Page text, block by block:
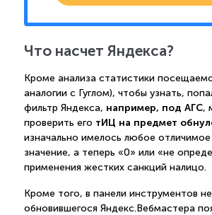
Что насчет Яндекса?
Кроме анализа статистики
аналогии с Гуглом), чтобы узнать,
фильтр Яндекса, например, под АГС,
проверить его тИЦ на предмет
изначально имелось любое отличимое
значение, а теперь «0» или «не
применения жестких санкций налицо.
Кроме того, в панели инструментов
обновившегося Яндекс.Вебмастера